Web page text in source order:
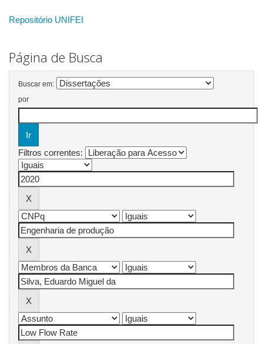
Repositório UNIFEI
Página de Busca
Buscar em:
por
Filtros correntes: